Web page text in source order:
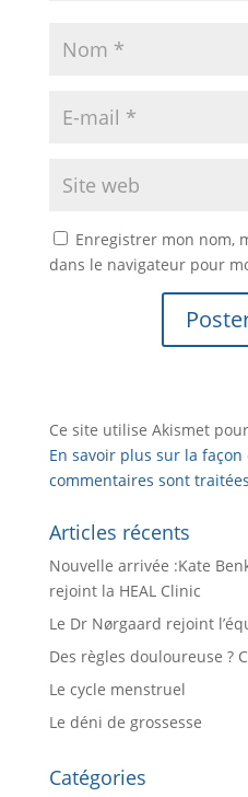
Enregistrer mon nom,
dans le navigateur pour
Ce site utilise Akismet
En savoir plus sur la
commentaires sont traitées
Articles récents
Nouvelle arrivée :Kate
rejoint la HEAL Clinic
Le Dr Nørgaard rejoint
Des règles douloureuse ?
Le cycle menstruel
Le déni de grossesse
Catégories